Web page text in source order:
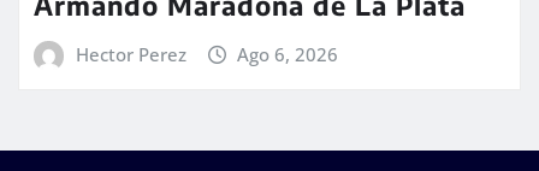
Hector Perez Ago 6, 2026